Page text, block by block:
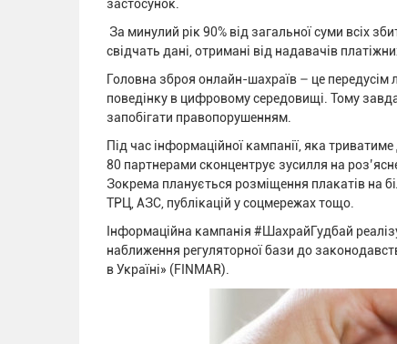
застосунок.
За минулий рік 90% від загальної суми всіх
свідчать дані, отримані від надавачів
Головна зброя онлайн-шахраїв – це передусім
поведінку в цифровому середовищі. Тому
запобігати правопорушенням.
Під час інформаційної кампанії, яка
80 партнерами сконцентрує зусилля на
Зокрема планується розміщення плакатів на
ТРЦ, АЗС, публікацій у соцмережах тощо.
Інформаційна кампанія #ШахрайГудбай
наближення регуляторної бази до
в Україні» (FINMAR).